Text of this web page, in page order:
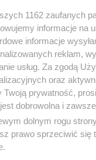
Dzięki
czasie została
1162 zaufanych
informacje na
informacje
reklam,
usług. Za zgodą
oraz
Twoją prywatność,
dobrowolna i
dolnym rogu
prawo sprzeciwić się